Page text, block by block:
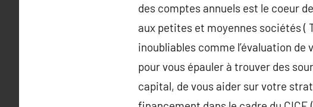
des comptes annuels est le coeur
aux petites et moyennes sociétés (
inoubliables comme l’évaluation
pour vous épauler à trouver des
capital, de vous aider sur votre